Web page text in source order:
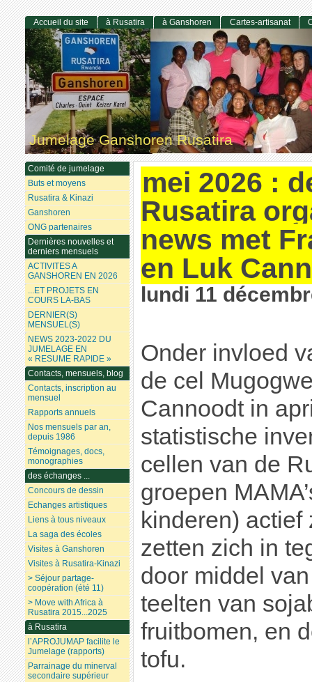
Jumelage Ganshoren Rusatira
mei 2026 :
Rusatira
news met
en Luk
lundi 11
Onder invloed
de cel
Cannoodt in
statistische
cellen van de
groepen
kinderen)
zetten zich in
door middel
teelten van
fruitbomen, en
tofu.
Accueil du site à Rusatira à Ganshoren Cartes-artisanat
Comité de jumelage
Buts et moyens
Rusatira & Kinazi
Ganshoren
ONG partenaires
Dernières nouvelles et
derniers mensuels
ACTIVITES A
GANSHOREN EN 2026
...ET PROJETS EN
COURS LA-BAS
DERNIER(S)
MENSUEL(S)
NEWS 2023-2022 DU
JUMELAGE EN
« RESUME RAPIDE »
Contacts, mensuels, blog
Contacts, inscription au
mensuel
Rapports annuels
Nos mensuels par an,
depuis 1986
Témoignages, docs,
monographies
des échanges ...
Concours de dessin
Echanges artistiques
Liens à tous niveaux
La saga des écoles
Visites à Ganshoren
Visites à Rusatira-Kinazi
> Séjour partage-
coopération (été 11)
> Move with Africa à
Rusatira 2015...2025
à Rusatira
l’APROJUMAP facilite le
Jumelage (rapports)
Parrainage du minerval
secondaire supérieur